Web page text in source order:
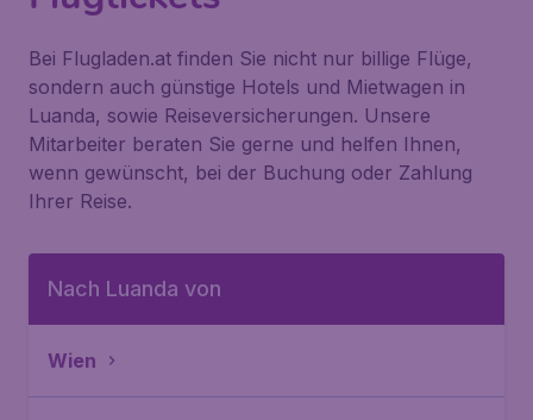
Bei Flugladen.at finden Sie nicht nur billige Flüge,
sondern auch günstige Hotels und Mietwagen in
Luanda, sowie Reiseversicherungen. Unsere
Mitarbeiter beraten Sie gerne und helfen Ihnen,
wenn gewünscht, bei der Buchung oder Zahlung
Ihrer Reise.
Nach Luanda von
Wien